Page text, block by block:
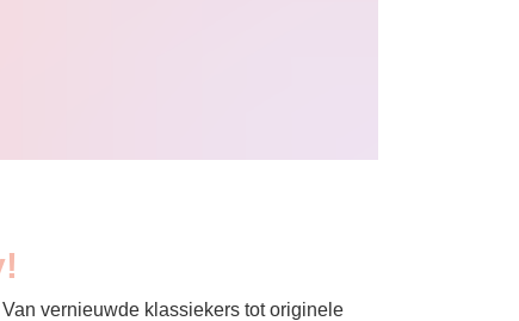
vernieuwde klassiekers tot originele